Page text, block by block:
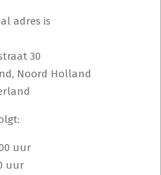
adres is
30
Noord Holland
uur
uur